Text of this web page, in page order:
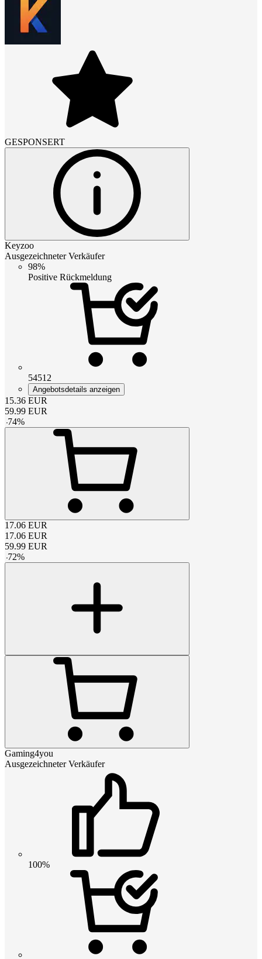
GESPONSERT
Keyzoo
Ausgezeichneter Verkäufer
98%
Positive Rückmeldung
54512
Angebotsdetails anzeigen
15.36 EUR
59.99 EUR
-74%
17.06 EUR
17.06 EUR
59.99 EUR
-72%
Gaming4you
Ausgezeichneter Verkäufer
100%